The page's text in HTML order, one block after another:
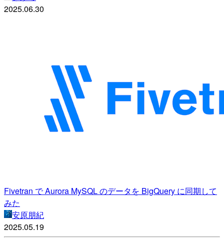
2025.06.30
Fivetran で Aurora MySQL のデータを BigQuery に同期して
みた
安原朋紀
2025.05.19